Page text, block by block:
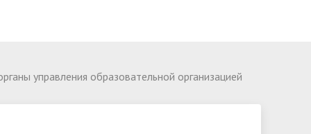
и справки
задаваемые вопросы
занятий
управления образовательной организацией